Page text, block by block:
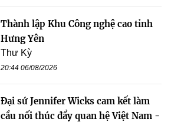
Thành lập Khu Công nghệ cao tỉnh
Hưng Yên
Thư Kỳ
20:44 06/08/2026
Đại sứ Jennifer Wicks cam kết làm
cầu nối thúc đẩy quan hệ Việt Nam -